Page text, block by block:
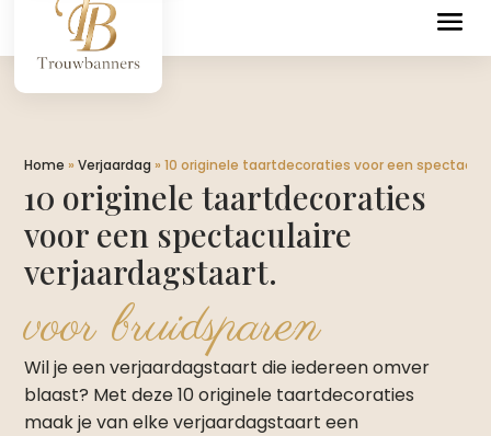
Home »Verjaardag »10 originele taartdecoraties voor een
10 originele taartdecoraties
voor een spectaculaire
verjaardagstaart.​
voor bruidsparen
Wil je een verjaardagstaart die iedereen omver
blaast? Met deze 10 originele taartdecoraties
maak je van elke verjaardagstaart een